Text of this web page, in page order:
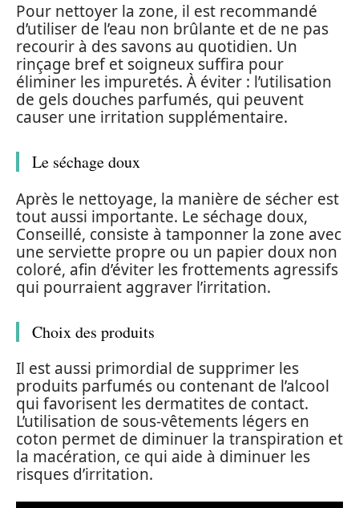
Pour nettoyer la zone, il est recommandé
d’utiliser de l’eau non brûlante et de ne pas
recourir à des savons au quotidien. Un
rinçage bref et soigneux suffira pour
éliminer les impuretés. À éviter : l’utilisation
de gels douches parfumés, qui peuvent
causer une irritation supplémentaire.
Le séchage doux
Après le nettoyage, la manière de sécher est
tout aussi importante. Le séchage doux,
Conseillé, consiste à tamponner la zone avec
une serviette propre ou un papier doux non
coloré, afin d’éviter les frottements agressifs
qui pourraient aggraver l’irritation.
Choix des produits
Il est aussi primordial de supprimer les
produits parfumés ou contenant de l’alcool
qui favorisent les dermatites de contact.
L’utilisation de sous-vêtements légers en
coton permet de diminuer la transpiration et
la macération, ce qui aide à diminuer les
risques d’irritation.